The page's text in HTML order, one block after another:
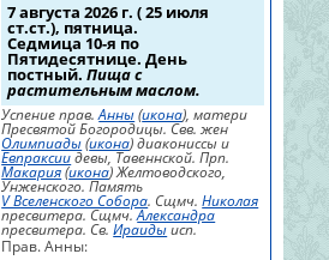
7 августа 2026 г. ( 25 июля
ст.ст.), пятница.
Седмица 10-я по
Пятидесятнице. День
постный.Пища с
растительным маслом.
Успение прав.Анны(икона), матери
Пресвятой Богородицы. Свв. жен
Олимпиады(икона) диакониссы и
Евпраксиидевы, Тавеннской. Прп.
Макария(икона) Желтоводского,
Унженского. Память
V Вселенского Собора. Сщмч.Николая
пресвитера. Сщмч.Александра
пресвитера. Св.Ираидыисп.
Прав. Анны: